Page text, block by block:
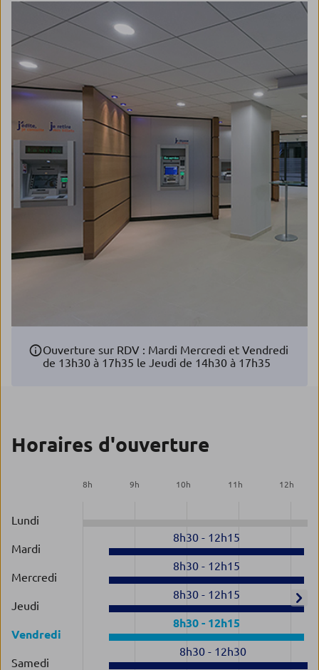
Ouverture sur RDV : Mardi Mercredi et Vendredi
de 13h30 à 17h35 le Jeudi de 14h30 à 17h35
Horaires d'ouverture
8h 9h 10h 11 h 12h
Lundi
Mardi
8h30- 12h15
Mercredi
8h30- 12h15
Jeudi
8h30- 12h15
Vendredi
8h30- 12h15
Samedi
8h30- 12h30